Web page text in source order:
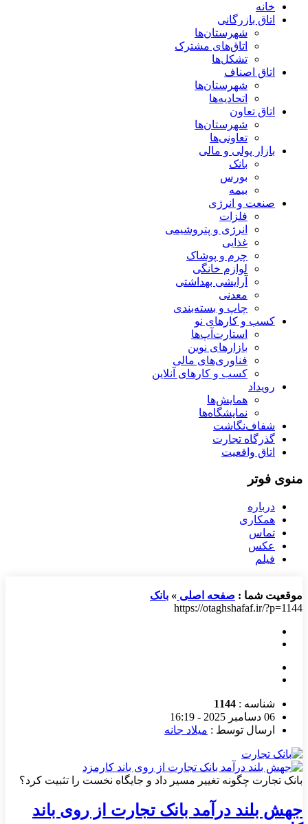
خانه
اتاق بازرگانی
شهرستان‌ها
اتاق‌های مشترک
تشکل‌ها
اتاق اصناف
شهرستان‌ها
اتحادیه‌ها
اتاق تعاون
شهرستان‌ها
تعاونی‌ها
بازار پولی و مالی
بانک
بورس
بیمه
صنعت و انرژی
فلزات
انرژی و پتروشیمی
غذایی
چرم و پوشاک
لوازم خانگی
آرایشی بهداشتی
معدنی
چاپ و بسته‌بندی
کسب و کارهای نو
استارت‌آپ‌ها
بازارهای نوین
فناوری‌های مالی
کسب و کارهای آنلاین
رویداد
همایش‌ها
نمایشگاه‌ها
شفاف‌نگاشت
گذرگاه تجارت
اتاق واقعیت
منوی فوتر
درباره
همکاری
تماس
عکس
فیلم
موقعیت شما : صفحه اصلی » بانک
https://otaghshafaf.ir/?p=1144
شناسه : 1144
06 دسامبر 2025 - 16:19
ارسال توسط : میلاد جانه
بانک تجارت چگونه تغییر مسیر داد و جایگاه نخست را تثبیت کرد؟
جهش بلند درآمد بانک تجارت از روی باند